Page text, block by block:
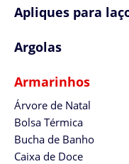
Apliques para
Argolas
Armarinhos
Árvore de Natal
Bolsa Térmica
Bucha de Banho
Caixa de Doce